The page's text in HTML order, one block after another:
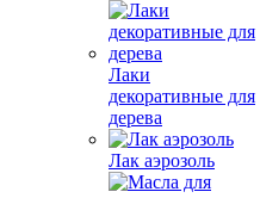
Лаки
декоративные для
дерева
Лак аэрозоль